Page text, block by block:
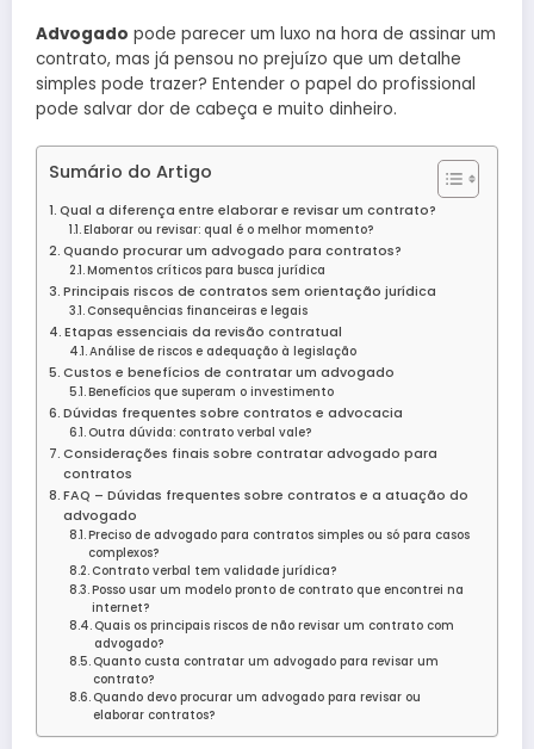
Advogado pode parecer um luxo na hora de assinar um
contrato, mas já pensou no prejuízo que um detalhe
simples pode trazer? Entender o papel do profissional
pode salvar dor de cabeça e muito dinheiro.
Sumário do Artigo
Qual a diferença entre elaborar e revisar um contrato?
Elaborar ou revisar: qual é o melhor momento?
Quando procurar um advogado para contratos?
Momentos críticos para busca jurídica
Principais riscos de contratos sem orientação jurídica
Consequências financeiras e legais
Etapas essenciais da revisão contratual
Análise de riscos e adequação à legislação
Custos e benefícios de contratar um advogado
Benefícios que superam o investimento
Dúvidas frequentes sobre contratos e advocacia
Outra dúvida: contrato verbal vale?
Considerações finais sobre contratar advogado para
contratos
FAQ – Dúvidas frequentes sobre contratos e a atuação do
advogado
Preciso de advogado para contratos simples ou só para casos
complexos?
Contrato verbal tem validade jurídica?
Posso usar um modelo pronto de contrato que encontrei na
internet?
Quais os principais riscos de não revisar um contrato com
advogado?
Quanto custa contratar um advogado para revisar um
contrato?
Quando devo procurar um advogado para revisar ou
elaborar contratos?